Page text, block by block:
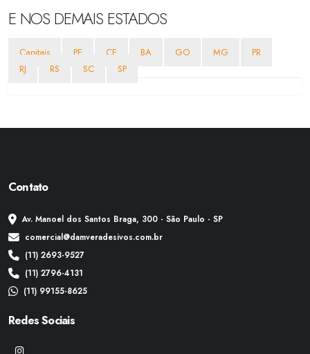
E NOS DEMAIS ESTADOS
Capitais PE CE BA GO MG
PR
RJ
RS SC SP
Contato
Av. Manoel dos Santos Braga, 300 - São Paulo - SP
comercial@damveradesivos.com.br
(11) 2693-9527
(11) 2796-4131
(11) 99155-8625
Redes Sociais